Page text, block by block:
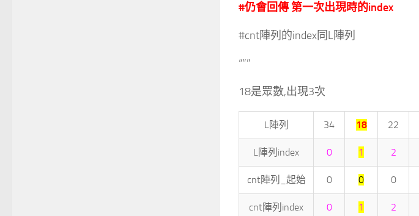
#仍會回傳 第一次出現時的index
#cnt陣列的index同L陣列
“””
18是眾數,出現3次
L陣列 34 18 22
L陣列index 0 1 2
cnt陣列_起始 0 0 0
cnt陣列index 0 1 2